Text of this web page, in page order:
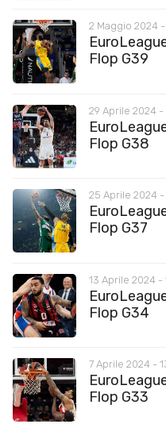
2 Maggio 2024 -
Flop G39
29 Aprile 2024 -
Flop G38
25 Aprile 2024 -
Flop G37
13 Aprile 2024 -
Flop G34
7 Aprile 2024 -
Flop G33